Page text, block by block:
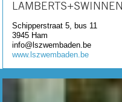
LAMBERTS+SWINNEN
Schipperstraat 5, bus 11
3945 Ham
info@lszwembaden.be
www.lszwembaden.be